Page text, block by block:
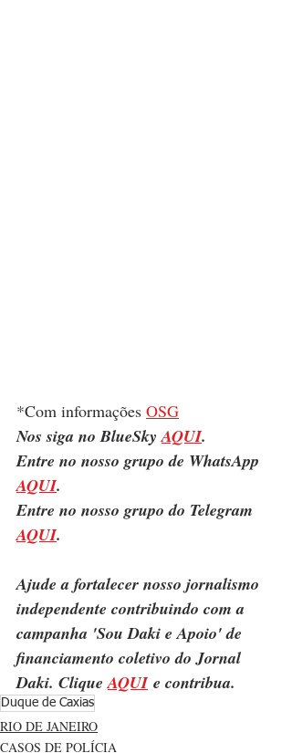
*Com informações OSG
Nos siga no BlueSky AQUI.
Entre no nosso grupo de WhatsApp
AQUI.
Entre no nosso grupo do Telegram
AQUI.
Ajude a fortalecer nosso jornalismo
independente contribuindo com a
campanha 'Sou Daki e Apoio' de
financiamento coletivo do Jornal
Daki. Clique AQUI e contribua.
Duque de Caxias
RIO DE JANEIRO
CASOS DE POLÍCIA